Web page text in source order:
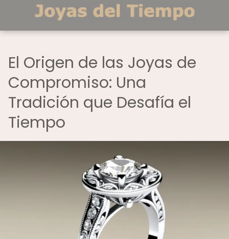
El Origen de las Joyas de
Compromiso: Una
Tradición que Desafía el
Tiempo